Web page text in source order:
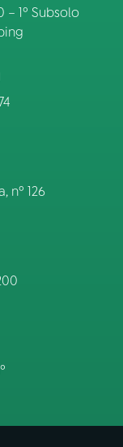
1º Subsolo
nº 126